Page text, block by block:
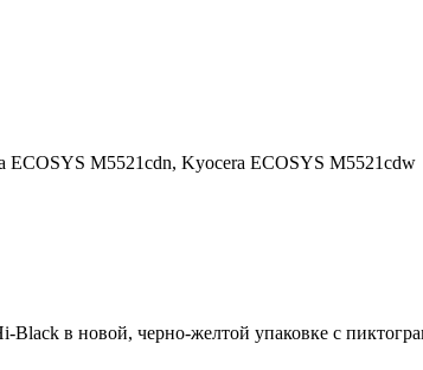
ECOSYS M5521cdn, Kyocera ECOSYS M5521cdw
в новой, черно-желтой упаковке с